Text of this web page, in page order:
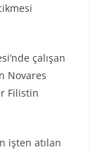
çalışan
Novares
Filistin
işten atılan